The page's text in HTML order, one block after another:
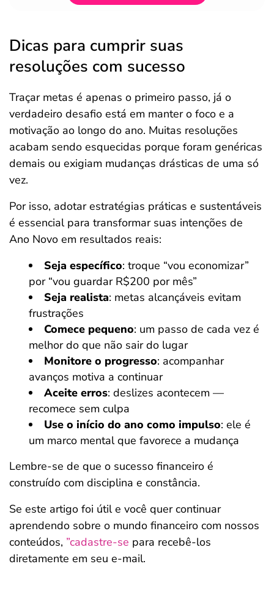
Dicas para cumprir suas
resoluções com sucesso
Traçar metas é apenas o primeiro passo, já o
verdadeiro desafio está em manter o foco e a
motivação ao longo do ano. Muitas resoluções
acabam sendo esquecidas porque foram genéricas
demais ou exigiam mudanças drásticas de uma só
vez.
Por isso, adotar estratégias práticas e sustentáveis
é essencial para transformar suas intenções de
Ano Novo em resultados reais:
Seja específico: troque “vou economizar”
por “vou guardar R$200 por mês”
Seja realista: metas alcançáveis evitam
frustrações
Comece pequeno: um passo de cada vez é
melhor do que não sair do lugar
Monitore o progresso: acompanhar
avanços motiva a continuar
Aceite erros: deslizes acontecem —
recomece sem culpa
Use o início do ano como impulso: ele é
um marco mental que favorece a mudança
Lembre-se de que o sucesso financeiro é
construído com disciplina e constância.
Se este artigo foi útil e você quer continuar
aprendendo sobre o mundo financeiro com nossos
conteúdos, ”cadastre-se para recebê-los
diretamente em seu e-mail.